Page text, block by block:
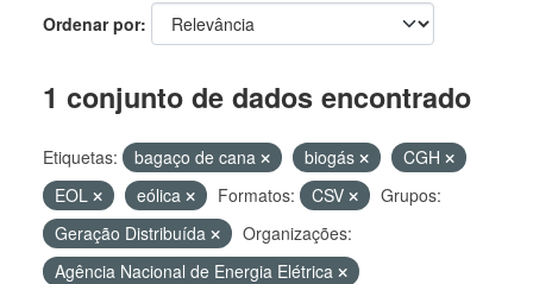
Ordenar por
1 conjunto de dados encontrado
Etiquetas: bagaço de cana biogás
CGH
EOL
eólica Formatos: CSV
Grupos:
Geração Distribuída
Organizações:
Agência Nacional de Energia Elétrica